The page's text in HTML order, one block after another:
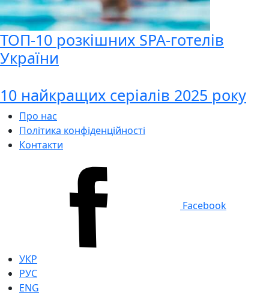
ТОП-10 розкішних SPA-готелів
України
10 найкращих серіалів 2025 року
Про нас
Політика конфіденційності
Контакти
Facebook
УКР
РУС
ENG